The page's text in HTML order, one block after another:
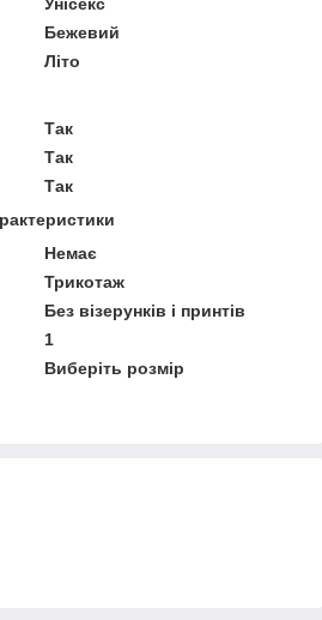
Бежевий
Літо
Так
Так
Так
Немає
Трикотаж
Без візерунків і принтів
1
Виберіть розмір